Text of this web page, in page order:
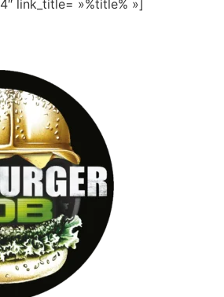
link_title= »%title% »]